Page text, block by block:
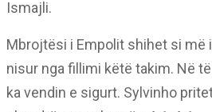
Ismajli.
Mbrojtësi i Empolit shihet si më
nisur nga fillimi këtë takim. Në
ka vendin e sigurt. Sylvinho